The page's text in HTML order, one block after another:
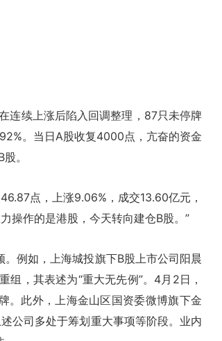
连续上涨后陷入回调整理，87只未停牌
。当日A股收复4000点，亢奋的资金
。
点，上涨9.06%，成交13.60亿元，
操作的是港股，今天转向建仓B股。”
例如，上海城投旗下B股上市公司阳晨
组，其表述为“重大无先例”。4月2日，
。此外，上海金山区国资委微博旗下金
公司多处于筹划重大事项等阶段。业内